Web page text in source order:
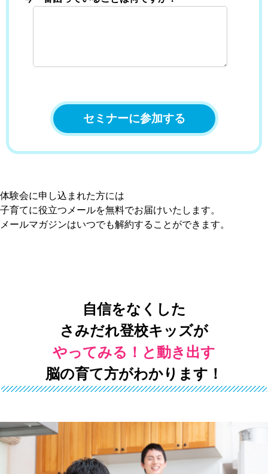
体験会に申し込まれた方には
子育てに役立つメールを無料でお届けいたします。
メールマガジンはいつでも解約することができます。
自信をなくした
さみだれ登校キッズが
やってみる！と動き出す
脳の育て方がわかります！